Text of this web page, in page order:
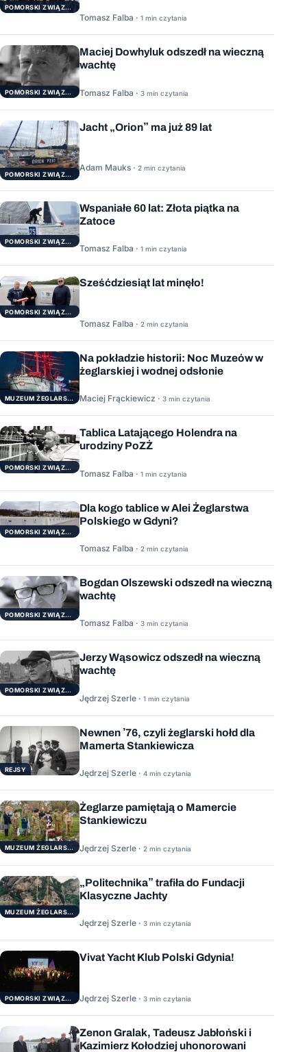
POMORSKI ZWIĄZEK ŻEGLARSKI
Tomasz Falba · 1 min czytania
POMORSKI ZWIĄZEK ŻEGLARSKI
Maciej Dowhyluk odszedł na wieczną
wachtę
Tomasz Falba · 3 min czytania
POMORSKI ZWIĄZEK ŻEGLARSKI
Jacht „Orion” ma już 89 lat
Adam Mauks · 2 min czytania
POMORSKI ZWIĄZEK ŻEGLARSKI
Wspaniałe 60 lat: Złota piątka na
Zatoce
Tomasz Falba · 1 min czytania
POMORSKI ZWIĄZEK ŻEGLARSKI
Sześćdziesiąt lat minęło!
Tomasz Falba · 2 min czytania
MUZEUM ŻEGLARSTWA POMORSKIEGO
Na pokładzie historii: Noc Muzeów w
żeglarskiej i wodnej odsłonie
Maciej Frąckiewicz · 3 min czytania
POMORSKI ZWIĄZEK ŻEGLARSKI
Tablica Latającego Holendra na
urodziny PoZŻ
Tomasz Falba · 1 min czytania
POMORSKI ZWIĄZEK ŻEGLARSKI
Dla kogo tablice w Alei Żeglarstwa
Polskiego w Gdyni?
Tomasz Falba · 2 min czytania
POMORSKI ZWIĄZEK ŻEGLARSKI
Bogdan Olszewski odszedł na wieczną
wachtę
Tomasz Falba · 3 min czytania
POMORSKI ZWIĄZEK ŻEGLARSKI
Jerzy Wąsowicz odszedł na wieczną
wachtę
Jędrzej Szerle · 1 min czytania
REJSY
Newnen ’76, czyli żeglarski hołd dla
Mamerta Stankiewicza
Jędrzej Szerle · 4 min czytania
MUZEUM ŻEGLARSTWA POMORSKIEGO
Żeglarze pamiętają o Mamercie
Stankiewiczu
Jędrzej Szerle · 2 min czytania
MUZEUM ŻEGLARSTWA POMORSKIEGO
„Politechnika” trafiła do Fundacji
Klasyczne Jachty
Jędrzej Szerle · 3 min czytania
POMORSKI ZWIĄZEK ŻEGLARSKI
Vivat Yacht Klub Polski Gdynia!
Jędrzej Szerle · 3 min czytania
Zenon Gralak, Tadeusz Jabłoński i
Kazimierz Kołodziej uhonorowani